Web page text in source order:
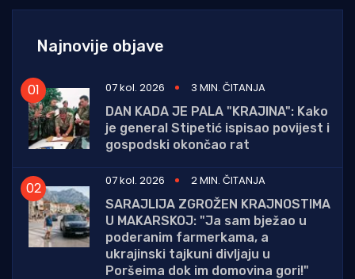
Najnovije objave
07 kol. 2026
3 MIN. ČITANJA
DAN KADA JE PALA "KRAJINA": Kako
je general Stipetić ispisao povijest i
gospodski okončao rat
07 kol. 2026
2 MIN. ČITANJA
SARAJLIJA ZGROŽEN KRAJNOSTIMA
U MAKARSKOJ: "Ja sam bježao u
poderanim farmerkama, a
ukrajinski tajkuni divljaju u
Poršeima dok im domovina gori!"